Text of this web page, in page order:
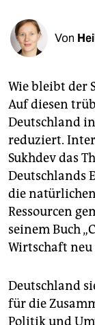
shop
fragen & hilfe
unterstützen
abo
genossenschaft
epaper login
Von
Wie bleibt der
Auf diesen
Deutschland
reduziert.
Sukhdev das
Deutschlands
die
Ressourcen
seinem Buch
Wirtschaft neu
Deutschland
für die
Politik und